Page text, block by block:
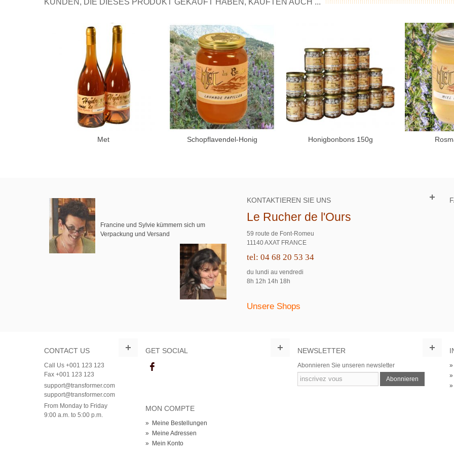
KUNDEN, DIE DIESES PRODUKT GEKAUFT HABEN, KAUFTEN AUCH ...
Met In den Warenkorb
Schopflavendel-Honig In den Warenkorb
Honigbonbons 150g In
Francine und Sylvie kümmern sich um
Verpackung und Versand
KONTAKTIEREN SIE UNS
Le Rucher de l'Ours
59 route de Font-Romeu
11140 AXAT FRANCE
tel: 04 68 20 53 34
du lundi au vendredi
8h 12h 14h 18h
Unsere Shops
CONTACT US
Call Us +001 123 123
Fax +001 123 123
support@transformer.com
support@transformer.com
From Monday to Friday
9:00 a.m. to 5:00 p.m.
GET SOCIAL NEWSLETTER
Abonnieren Sie unseren newsletter
Abonnieren
»
»
»
MON COMPTE
»
Meine Bestellungen
»
Meine Adressen
»
Mein Konto